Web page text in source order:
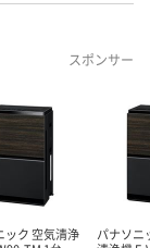
スポンサー
ック 空気清浄
パナソニ